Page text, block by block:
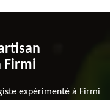
Firmi
expérimenté à Firmi